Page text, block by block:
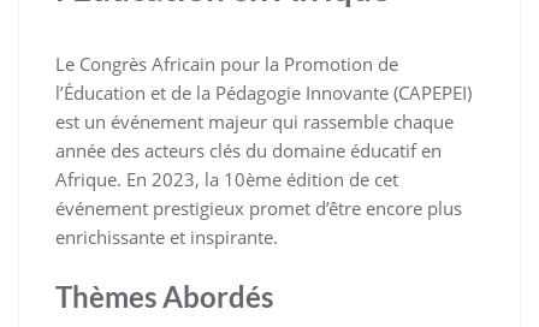
Le Congrès Africain pour la Promotion de
l’Éducation et de la Pédagogie Innovante (CAPEPEI)
est un événement majeur qui rassemble chaque
année des acteurs clés du domaine éducatif en
Afrique. En 2023, la 10ème édition de cet
événement prestigieux promet d’être encore plus
enrichissante et inspirante.
Thèmes Abordés